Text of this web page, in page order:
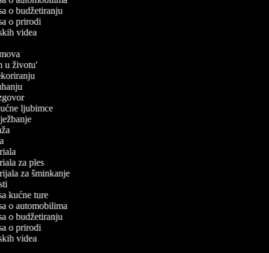
o budžetiranju
o prirodi
videa
u životu'
ljubimce
za ples
za šminkanje
kućne ture
o automobilima
o budžetiranju
o prirodi
videa